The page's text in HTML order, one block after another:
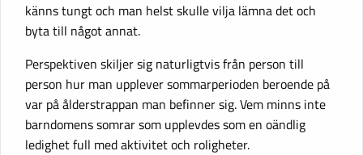
känns tungt och man helst skulle vilja lämna det och
byta till något annat.
Perspektiven skiljer sig naturligtvis från person till
person hur man upplever sommarperioden beroende på
var på ålderstrappan man befinner sig. Vem minns inte
barndomens somrar som upplevdes som en oändlig
ledighet full med aktivitet och roligheter.